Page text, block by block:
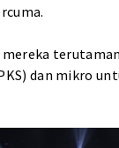
dan mikro